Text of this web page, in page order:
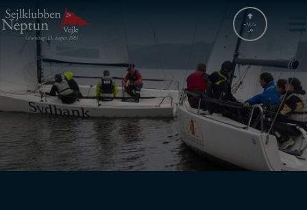
til
indholdet
-M/S
-